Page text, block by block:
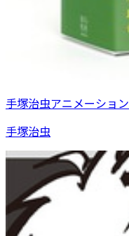
手塚治虫アニメーショ
手塚治虫